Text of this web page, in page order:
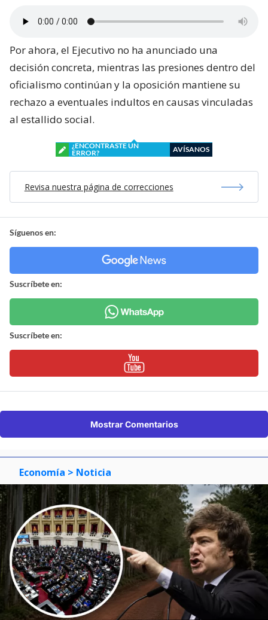
Por ahora, el Ejecutivo no ha anunciado una
decisión concreta, mientras las presiones dentro del
oficialismo continúan y la oposición mantiene su
rechazo a eventuales indultos en causas vinculadas
al estallido social.
¿ENCONTRASTE UN
ERROR?
AVÍSANOS
Revisa nuestra página de correcciones
Síguenos en:
Suscríbete en:
Suscríbete en:
Mostrar Comentarios
Economía > Noticia